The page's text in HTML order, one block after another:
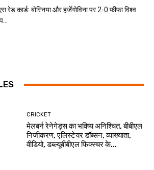
रेड कार्ड: बोस्निया और हर्जेगोविना पर 2-0 फीफा विश्व
CRICKET
मेलबर्न रेनेगेड्स का भविष्य अनिश्चित, बीबीएल
निजीकरण, एलिस्टेयर डॉब्सन, व्याख्याता,
वीडियो, डब्ल्यूबीबीएल फिक्स्चर के...